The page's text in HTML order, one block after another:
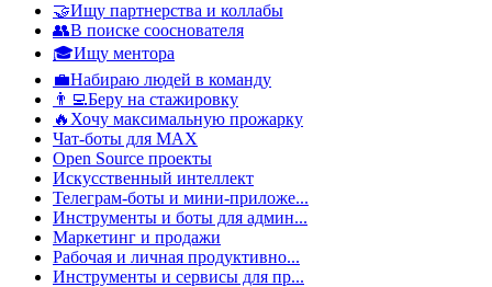
🤝Ищу партнерства и коллабы
👥В поиске сооснователя
🎓Ищу ментора
💼Набираю людей в команду
👨‍💻Беру на стажировку
🔥Хочу максимальную прожарку
Чат-боты для MAX
Open Source проекты
Искусственный интеллект
Телеграм-боты и мини-приложе...
Инструменты и боты для админ...
Маркетинг и продажи
Рабочая и личная продуктивно...
Инструменты и сервисы для пр...